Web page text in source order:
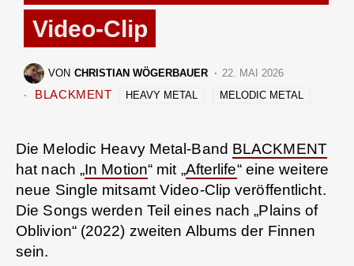
Video-Clip
VON CHRISTIAN WÖGERBAUER 22. MAI 2026
BLACKMENT HEAVY METAL MELODIC METAL
Die Melodic Heavy Metal-Band BLACKMENT
hat nach „In Motion“ mit „Afterlife“ eine weitere
neue Single mitsamt Video-Clip veröffentlicht.
Die Songs werden Teil eines nach „Plains of
Oblivion“ (2022) zweiten Albums der Finnen
sein.